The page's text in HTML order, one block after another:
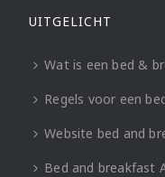
UITGELICHT
Wat is een bed &
Regels voor een
Website bed and
Bed and breakfast